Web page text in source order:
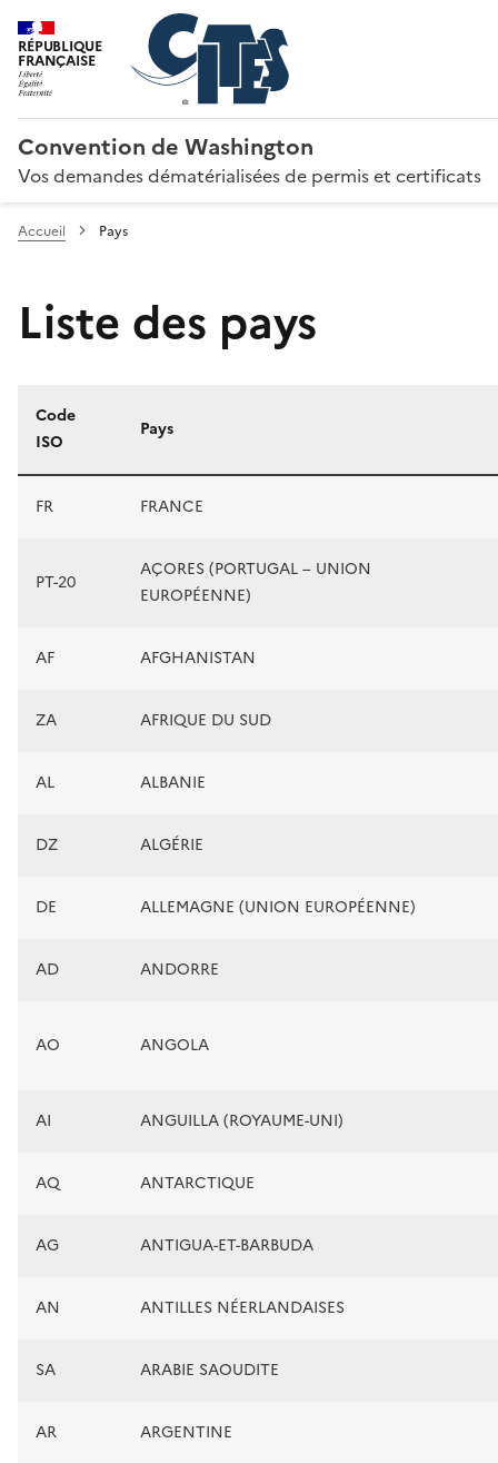
RÉPUBLIQUE
FRANÇAISE
Convention de Washington
Vos demandes dématérialisées de permis et certificats
Accueil Pays
Liste des pays
Liste des pays
Code
ISO
Pays
FR FRANCE
PT-20
AÇORES (PORTUGAL – UNION
EUROPÉENNE)
AF AFGHANISTAN
ZA AFRIQUE DU SUD
AL ALBANIE
DZ ALGÉRIE
DE ALLEMAGNE (UNION EUROPÉENNE)
AD ANDORRE
AO ANGOLA
AI ANGUILLA (ROYAUME-UNI)
AQ ANTARCTIQUE
AG ANTIGUA-ET-BARBUDA
AN ANTILLES NÉERLANDAISES
SA ARABIE SAOUDITE
AR ARGENTINE